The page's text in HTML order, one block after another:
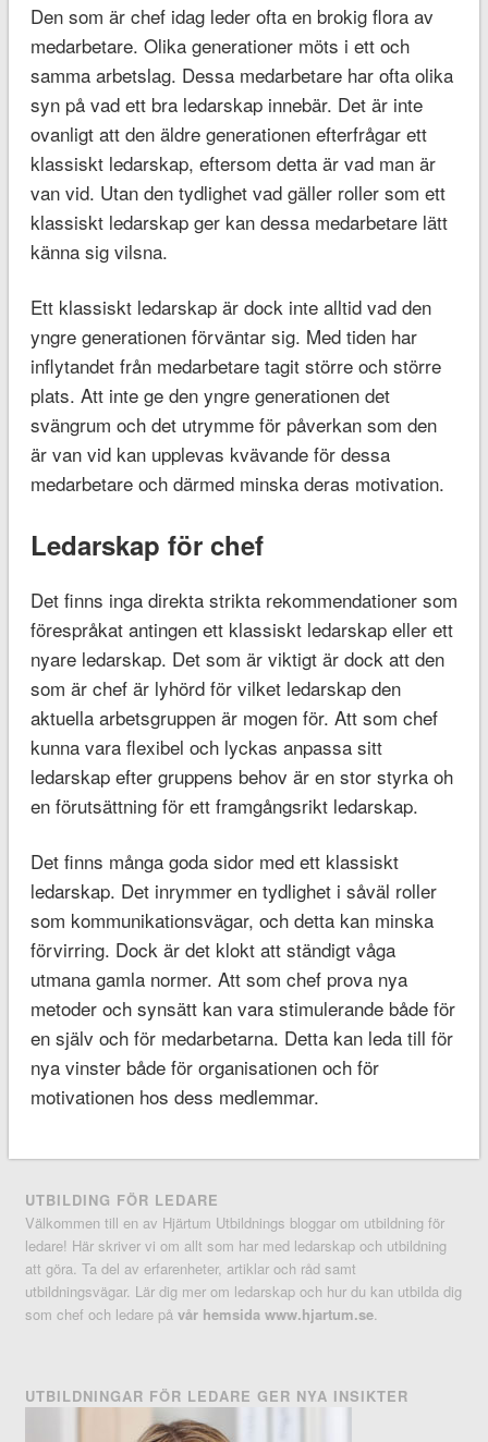
Den som är chef idag leder ofta en brokig flora av
medarbetare. Olika generationer möts i ett och
samma arbetslag. Dessa medarbetare har ofta olika
syn på vad ett bra ledarskap innebär. Det är inte
ovanligt att den äldre generationen efterfrågar ett
klassiskt ledarskap, eftersom detta är vad man är
van vid. Utan den tydlighet vad gäller roller som ett
klassiskt ledarskap ger kan dessa medarbetare lätt
känna sig vilsna.
Ett klassiskt ledarskap är dock inte alltid vad den
yngre generationen förväntar sig. Med tiden har
inflytandet från medarbetare tagit större och större
plats. Att inte ge den yngre generationen det
svängrum och det utrymme för påverkan som den
är van vid kan upplevas kvävande för dessa
medarbetare och därmed minska deras motivation.
Ledarskap för chef
Det finns inga direkta strikta rekommendationer som
förespråkat antingen ett klassiskt ledarskap eller ett
nyare ledarskap. Det som är viktigt är dock att den
som är chef är lyhörd för vilket ledarskap den
aktuella arbetsgruppen är mogen för. Att som chef
kunna vara flexibel och lyckas anpassa sitt
ledarskap efter gruppens behov är en stor styrka oh
en förutsättning för ett framgångsrikt ledarskap.
Det finns många goda sidor med ett klassiskt
ledarskap. Det inrymmer en tydlighet i såväl roller
som kommunikationsvägar, och detta kan minska
förvirring. Dock är det klokt att ständigt våga
utmana gamla normer. Att som chef prova nya
metoder och synsätt kan vara stimulerande både för
en själv och för medarbetarna. Detta kan leda till för
nya vinster både för organisationen och för
motivationen hos dess medlemmar.
UTBILDING FÖR LEDARE
Välkommen till en av Hjärtum Utbildnings bloggar om utbildning för
ledare! Här skriver vi om allt som har med ledarskap och utbildning
att göra. Ta del av erfarenheter, artiklar och råd samt
utbildningsvägar. Lär dig mer om ledarskap och hur du kan utbilda dig
som chef och ledare påvår hemsida www.hjartum.se
UTBILDNINGAR FÖR LEDARE GER NYA INSIKTER